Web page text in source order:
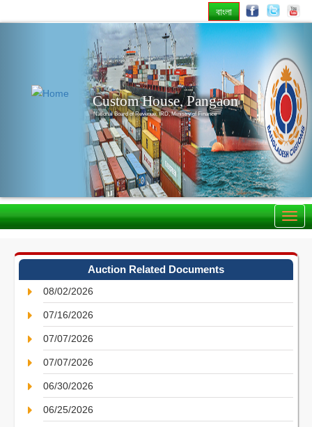
বাংলা
Custom House, Pangaon
National Board of Revenue, IRD, Ministry of Finance
Auction Related Documents
08/02/2026
07/16/2026
07/07/2026
07/07/2026
06/30/2026
06/25/2026